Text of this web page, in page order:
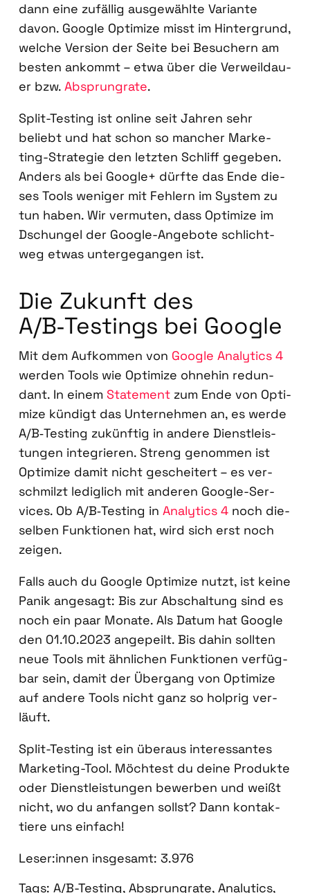
dann eine zufäl­lig aus­ge­wähl­te Vari­an­te
davon. Goog­le Opti­mi­ze misst im Hin­ter­grund,
wel­che Ver­si­on der Sei­te bei Besu­chern am
bes­ten ankommt – etwa über die Ver­weil­dau­
er bzw. Absprungra­te.
Split-Test­ing ist online seit Jah­ren sehr
beliebt und hat schon so man­cher Mar­ke­
ting-Stra­te­gie den letz­ten Schliff gege­ben.
Anders als bei Goog­le+ dürf­te das Ende die­
ses Tools weni­ger mit Feh­lern im Sys­tem zu
tun haben. Wir ver­mu­ten, dass Opti­mi­ze im
Dschun­gel der Goog­le-Ange­bo­te schlicht­
weg etwas unter­ge­gan­gen ist.
Die Zukunft des
A/B‑Testings bei Goog­le
Mit dem Auf­kom­men von Goog­le Ana­ly­tics 4
wer­den Tools wie Opti­mi­ze ohne­hin red­un­
dant. In einem State­ment zum Ende von Opti­
mi­ze kün­digt das Unter­neh­men an, es wer­de
A/B‑Testing zukünf­tig in ande­re Dienst­leis­
tun­gen inte­grie­ren. Streng genom­men ist
Opti­mi­ze damit nicht geschei­tert – es ver­
schmilzt ledig­lich mit ande­ren Goog­le-Ser­
vices. Ob A/B‑Testing in Ana­ly­tics 4 noch die­
sel­ben Funk­tio­nen hat, wird sich erst noch
zei­gen.
Falls auch du Goog­le Opti­mi­ze nutzt, ist kei­ne
Panik ange­sagt: Bis zur Abschal­tung sind es
noch ein paar Mona­te. Als Datum hat Goog­le
den 01.10.2023 ange­peilt. Bis dahin soll­ten
neue Tools mit ähn­li­chen Funk­tio­nen ver­füg­
bar sein, damit der Über­gang von Opti­mi­ze
auf ande­re Tools nicht ganz so holp­rig ver­
läuft.
Split-Test­ing ist ein über­aus inter­es­san­tes
Mar­ke­ting-Tool. Möch­test du dei­ne Pro­duk­te
oder Dienst­leis­tun­gen bewer­ben und weißt
nicht, wo du anfan­gen sollst? Dann kon­tak­
tie­re uns ein­fach!
Leser:innen ins­ge­samt: 3.976
Tags: A/B-Testing, Absprungrate, Analytics,